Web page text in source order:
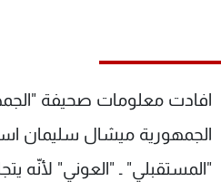
افادت معلومات صحيفة
الجمهورية ميشال سليمان
"المستقبلي" ـ "العوني" لأنّه
شاهد البرامج
عن MTV
الإنـتـاج
وظائف
تواصل
شروط